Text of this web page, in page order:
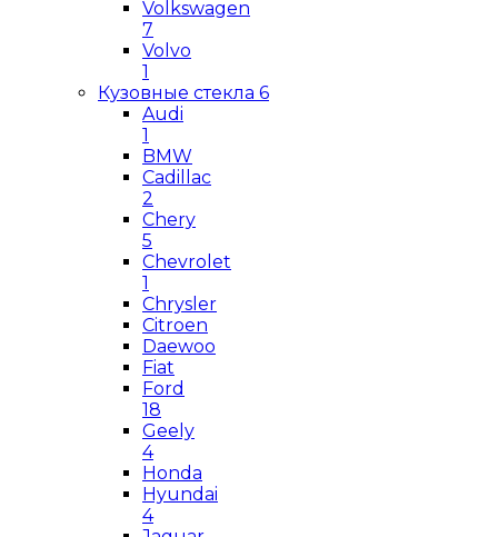
Volkswagen
7
Volvo
1
Кузовные стекла 6
Audi
1
BMW
Cadillac
2
Chery
5
Chevrolet
1
Chrysler
Citroen
Daewoo
Fiat
Ford
18
Geely
4
Honda
Hyundai
4